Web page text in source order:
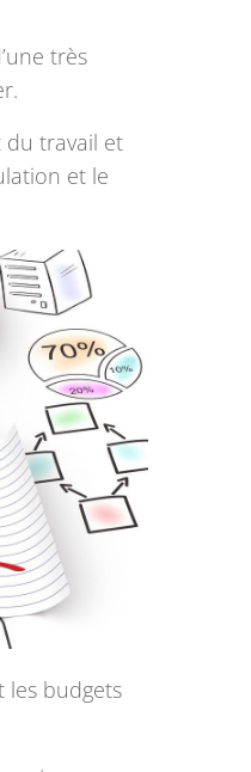
très
du travail et
et le
les budgets